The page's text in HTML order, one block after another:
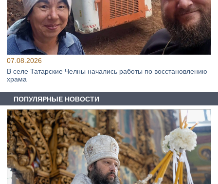
07.08.2026
В селе Татарские Челны начались работы по восстановлению
храма
ПОПУЛЯРНЫЕ НОВОСТИ